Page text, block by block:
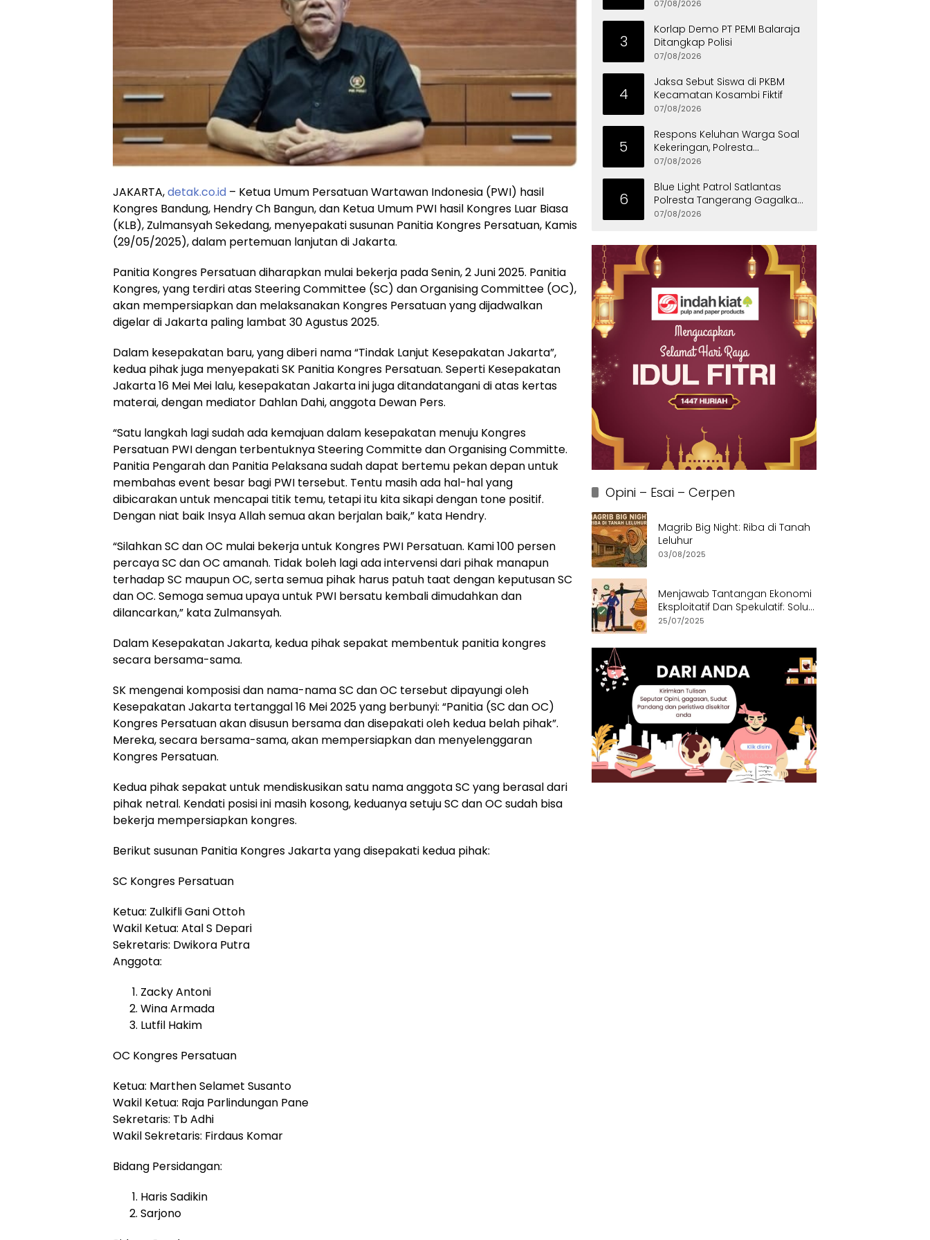
JAKARTA,detak.co.id – Ketua Umum Persatuan Wartawan Indonesia (PWI) hasil
Kongres Bandung, Hendry Ch Bangun, dan Ketua Umum PWI hasil Kongres Luar Biasa
(KLB), Zulmansyah Sekedang, menyepakati susunan Panitia Kongres Persatuan, Kamis
(29/05/2025), dalam pertemuan lanjutan di Jakarta.
Panitia Kongres Persatuan diharapkan mulai bekerja pada Senin, 2 Juni 2025. Panitia
Kongres, yang terdiri atas Steering Committee (SC) dan Organising Committee (OC),
akan mempersiapkan dan melaksanakan Kongres Persatuan yang dijadwalkan
digelar di Jakarta paling lambat 30 Agustus 2025.
Dalam kesepakatan baru, yang diberi nama “Tindak Lanjut Kesepakatan Jakarta”,
kedua pihak juga menyepakati SK Panitia Kongres Persatuan. Seperti Kesepakatan
Jakarta 16 Mei Mei lalu, kesepakatan Jakarta ini juga ditandatangani di atas kertas
materai, dengan mediator Dahlan Dahi, anggota Dewan Pers.
“Satu langkah lagi sudah ada kemajuan dalam kesepakatan menuju Kongres
Persatuan PWI dengan terbentuknya Steering Committe dan Organising Committe.
Panitia Pengarah dan Panitia Pelaksana sudah dapat bertemu pekan depan untuk
membahas event besar bagi PWI tersebut. Tentu masih ada hal-hal yang
dibicarakan untuk mencapai titik temu, tetapi itu kita sikapi dengan tone positif.
Dengan niat baik Insya Allah semua akan berjalan baik,” kata Hendry.
“Silahkan SC dan OC mulai bekerja untuk Kongres PWI Persatuan. Kami 100 persen
percaya SC dan OC amanah. Tidak boleh lagi ada intervensi dari pihak manapun
terhadap SC maupun OC, serta semua pihak harus patuh taat dengan keputusan SC
dan OC. Semoga semua upaya untuk PWI bersatu kembali dimudahkan dan
dilancarkan,” kata Zulmansyah.
Dalam Kesepakatan Jakarta, kedua pihak sepakat membentuk panitia kongres
secara bersama-sama.
SK mengenai komposisi dan nama-nama SC dan OC tersebut dipayungi oleh
Kesepakatan Jakarta tertanggal 16 Mei 2025 yang berbunyi: “Panitia (SC dan OC)
Kongres Persatuan akan disusun bersama dan disepakati oleh kedua belah pihak”.
Mereka, secara bersama-sama, akan mempersiapkan dan menyelenggaran
Kongres Persatuan.
Kedua pihak sepakat untuk mendiskusikan satu nama anggota SC yang berasal dari
pihak netral. Kendati posisi ini masih kosong, keduanya setuju SC dan OC sudah bisa
bekerja mempersiapkan kongres.
Berikut susunan Panitia Kongres Jakarta yang disepakati kedua pihak:
SC Kongres Persatuan
Ketua: Zulkifli Gani Ottoh
Wakil Ketua: Atal S Depari
Sekretaris: Dwikora Putra
Anggota:
Zacky Antoni
Wina Armada
Lutfil Hakim
OC Kongres Persatuan
Ketua: Marthen Selamet Susanto
Wakil Ketua: Raja Parlindungan Pane
Sekretaris: Tb Adhi
Wakil Sekretaris: Firdaus Komar
Bidang Persidangan:
Haris Sadikin
Sarjono
07/08/2026
3
Korlap Demo PT PEMI Balaraja
Ditangkap Polisi
07/08/2026
4
Jaksa Sebut Siswa di PKBM
Kecamatan Kosambi Fiktif
07/08/2026
5
Respons Keluhan Warga Soal
Kekeringan, Polresta
Tangerang Salurkan Bantuan
07/08/2026
6
Blue Light Patrol Satlantas
Polresta Tangerang Gagalkan
Aksi Curanmor, Dua Pria
07/08/2026
Opini – Esai – Cerpen
Magrib Big Night: Riba di Tanah
Leluhur
03/08/2025
Menjawab Tantangan Ekonomi
Eksploitatif Dan Spekulatif: Solusi
Etis dan Berkeadilan
25/07/2025